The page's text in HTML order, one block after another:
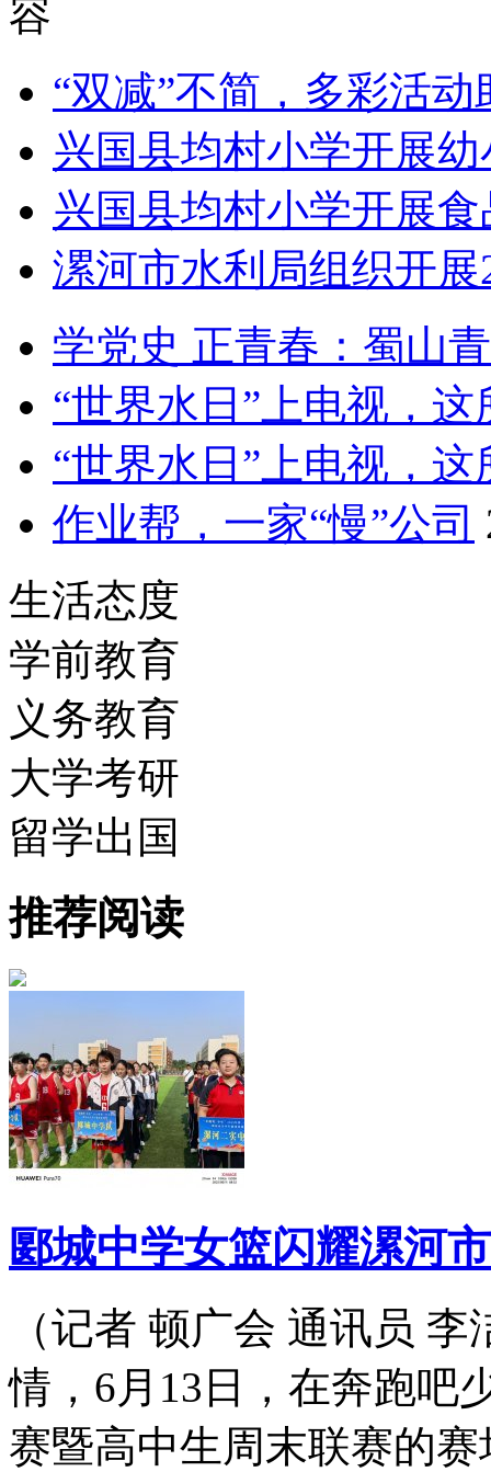
容
“双减”不简，多彩活动
兴国县均村小学开展
兴国县均村小学开展
漯河市水利局组织开展
学党史 正青春：蜀山
“世界水日”上电视，这
“世界水日”上电视，这
作业帮，一家“慢”公司
生活态度
学前教育
义务教育
大学考研
留学出国
推荐阅读
郾城中学女篮闪耀漯河
（记者 顿广会 通讯员
情，6月13日，在奔跑吧
赛暨高中生周末联赛的